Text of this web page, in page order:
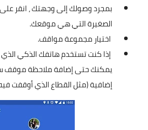
بمجرد وصولك إلى وجهتك ، انقر على
الصغيرة التي هي موقعك.
اختيار مجموعة مواقف.
يمكنك حتى إضافة ملاحظة موقف
إضافية (مثل القطاع الذي أوقفت